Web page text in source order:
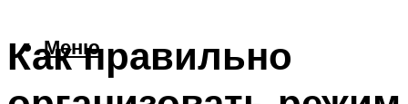
Меню
Как правильно